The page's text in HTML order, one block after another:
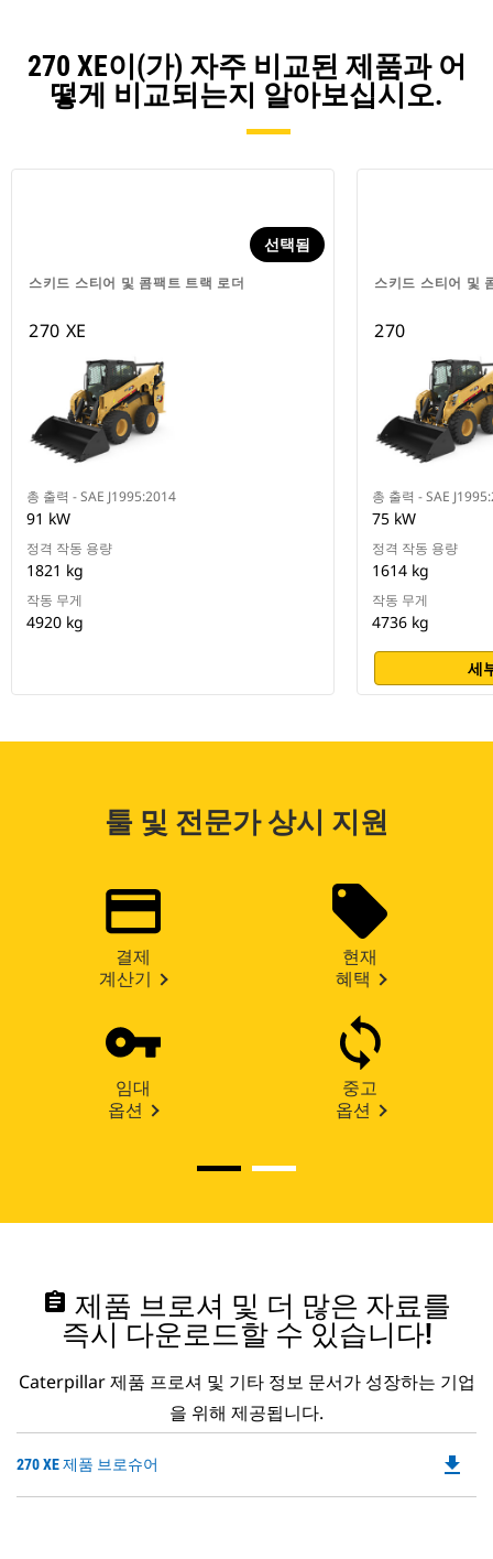
270 XE이(가) 자주 비교된 제품과 어
떻게 비교되는지 알아보십시오.
스키드 스티어 및 콤팩트 트랙 로더
선택됨
270 XE
총 출력 - SAE J1995:2014
91 kW
정격 작동 용량
1821 kg
작동 무게
4920 kg
스키드 스티어 및
270
총 출력 - SAE
75 kW
정격 작동 용량
1614 kg
작동 무게
4736 kg
세
툴 및 전문가 상시 지원
결제
계산기
현재
혜택
임대
옵션
중고
옵션
assignment 제품 브로셔 및 더 많은 자료를
즉시 다운로드할 수 있습니다!
Caterpillar 제품 프로셔 및 기타 정보 문서가 성장하는 기업
을 위해 제공됩니다.
270 XE 제품 브로슈어 file_download